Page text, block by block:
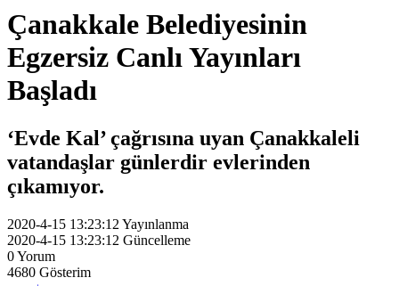
Çanakkale Belediyesinin
Egzersiz Canlı Yayınları
Başladı
‘Evde Kal’ çağrısına uyan Çanakkaleli
vatandaşlar günlerdir evlerinden
çıkamıyor.
2020-4-15 13:23:12 Yayınlanma
2020-4-15 13:23:12 Güncelleme
0Yorum
4680 Gösterim